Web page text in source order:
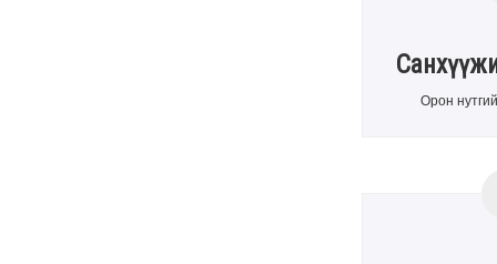
Орон